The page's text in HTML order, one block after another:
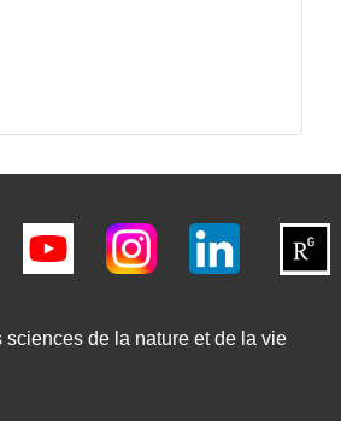
sciences de la nature et de la vie